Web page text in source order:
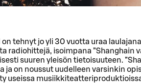
tehnyt jo yli 30 vuotta uraa
radiohittejä, isoimpana ”Shanghain
suuren yleisön tietoisuuteen.
ja on noussut uudelleen varsinkin
useissa